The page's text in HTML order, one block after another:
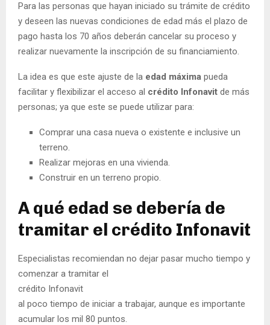
Para las personas que hayan iniciado su trámite de crédito
y deseen las nuevas condiciones de edad más el plazo de
pago hasta los 70 años deberán cancelar su proceso y
realizar nuevamente la inscripción de su financiamiento.
La idea es que este ajuste de la edad máxima pueda
facilitar y flexibilizar el acceso al crédito Infonavit de más
personas; ya que este se puede utilizar para:
Comprar una casa nueva o existente e inclusive un
terreno.
Realizar mejoras en una vivienda.
Construir en un terreno propio.
A qué edad se debería de
tramitar el crédito Infonavit
Especialistas recomiendan no dejar pasar mucho tiempo y
comenzar a tramitar el
crédito Infonavit
al poco tiempo de iniciar a trabajar, aunque es importante
acumular los mil 80 puntos.